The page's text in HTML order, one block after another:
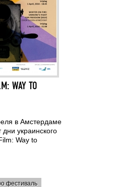
WAY TO
в Амстердаме
украинского
Way to
фестиваль